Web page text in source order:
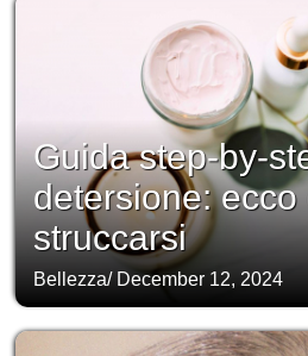
Guida step-by-
detersione: ecco
struccarsi
Bellezza/ December 12, 2024